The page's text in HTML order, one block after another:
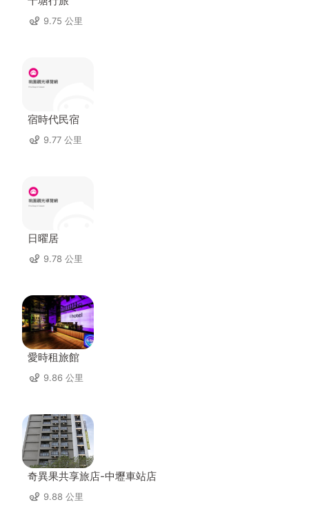
9.75 公里
宿時代民宿
9.77 公里
日曜居
9.78 公里
愛時租旅館
9.86 公里
奇異果共享旅店-中壢車站店
9.88 公里